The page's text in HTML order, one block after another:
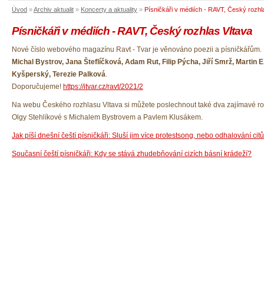
Úvod »Archiv aktualit » Koncerty a aktuality » Písničkáři v médiích - RAVT, Český
Písničkáři v médiích - RAVT, Český rozhlas Vltava
Nové číslo webového magazínu Ravt - Tvar je věnováno poezii a písničkářům.
Michal Bystrov, Jana Šteflíčková, Adam Rut, Filip Pýcha, Jiří Smrž, Martin
Kyšperský, Terezie Palková.
Doporučujeme! https://itvar.cz/ravt/2021/2
Na webu Českého rozhlasu Vltava si můžete poslechnout také dva zajímavé
Olgy Stehlíkové s Michalem Bystrovem a Pavlem Klusákem.
Jak píší dnešní čeští písničkáři: Sluší jim více protestsong, nebo odhalování
Současní čeští písničkáři: Kdy se stává zhudebňování cizích básní krádeží?